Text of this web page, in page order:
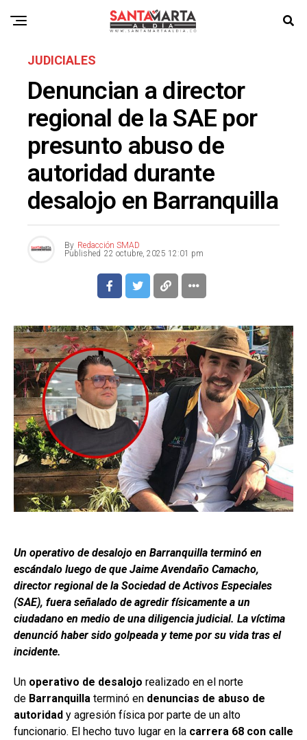
JUDICIALES
Denuncian a director
regional de la SAE por
presunto abuso de
autoridad durante
desalojo en Barranquilla
By Redacción SMAD
Published 22 octubre, 2025 12:01 pm
Un operativo de desalojo en Barranquilla terminó en
escándalo luego de que Jaime Avendaño Camacho,
director regional de la Sociedad de Activos Especiales
(SAE), fuera señalado de agredir físicamente a un
ciudadano en medio de una diligencia judicial. La víctima
denunció haber sido golpeada y teme por su vida tras el
incidente.
Un operativo de desalojo realizado en el norte
de Barranquilla terminó en denuncias de abuso de
autoridad y agresión física por parte de un alto
funcionario. El hecho tuvo lugar en la carrera 68 con calle